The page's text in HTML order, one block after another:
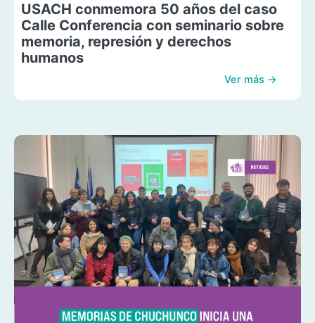
USACH conmemora 50 años del caso
Calle Conferencia con seminario sobre
memoria, represión y derechos
humanos
Ver más →